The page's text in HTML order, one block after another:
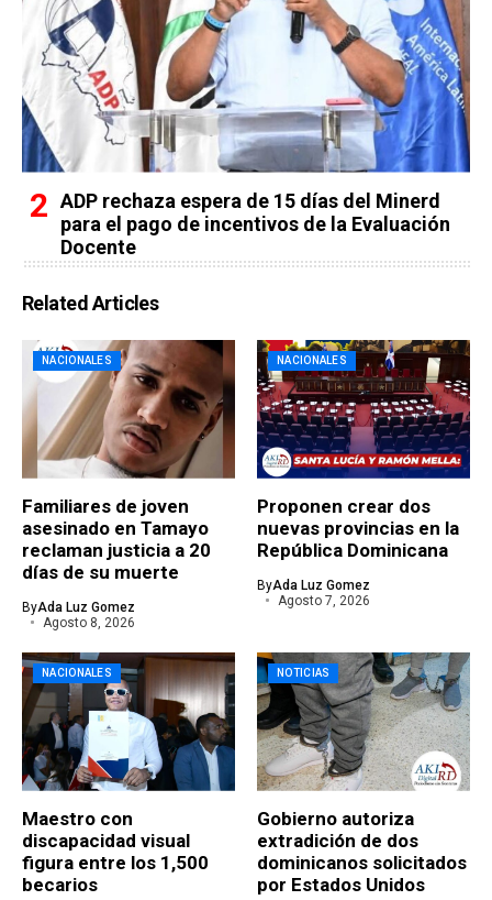
ADP rechaza espera de 15 días del Minerd
para el pago de incentivos de la Evaluación
Docente
Related Articles
NACIONALES
Familiares de joven
asesinado en Tamayo
reclaman justicia a 20
días de su muerte
ByAda Luz Gomez
Agosto 8, 2026
NACIONALES
Proponen crear dos
nuevas provincias en la
República Dominicana
ByAda Luz Gomez
Agosto 7, 2026
NACIONALES
Maestro con
discapacidad visual
figura entre los 1,500
becarios
NOTICIAS
Gobierno autoriza
extradición de dos
dominicanos solicitados
por Estados Unidos